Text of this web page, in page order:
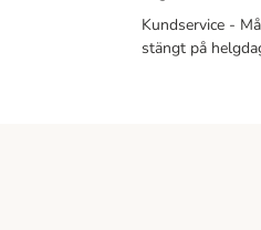
Kundservice -
stängt på